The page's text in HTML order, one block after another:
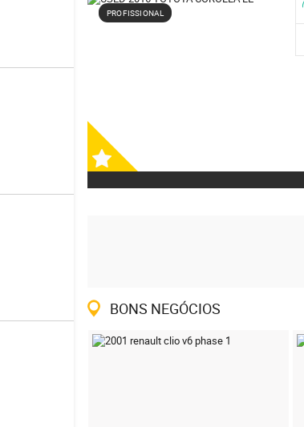
PROFISSIONAL
BONS NEGÓCIOS